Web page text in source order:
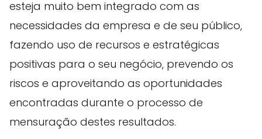
esteja muito bem integrado com as
necessidades da empresa e de seu público,
fazendo uso de recursos e estratégicas
positivas para o seu negócio, prevendo os
riscos e aproveitando as oportunidades
encontradas durante o processo de
mensuração destes resultados.